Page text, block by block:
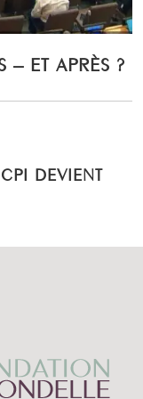
– ET APRÈS ?
DEVIENT